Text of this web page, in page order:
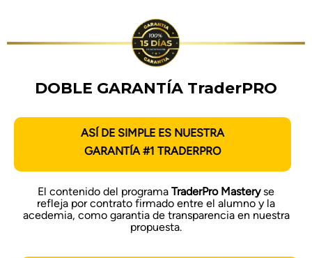
DOBLE GARANTÍA TraderPRO
ASÍ DE SIMPLE ES NUESTRA
GARANTÍA #1 TRADERPRO
El contenido del programa TraderPro Masteryse
refleja por contrato firmado entre el alumno y la
acedemia, como garantia de transparencia en nuestra
propuesta.